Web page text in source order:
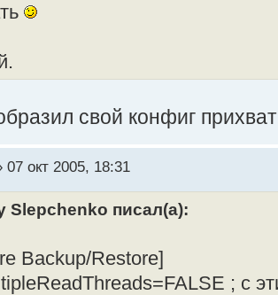
свой конфиг
07 окт 2005, 18:31
Slepchenko писал(а):
Backup/Restore]
; с